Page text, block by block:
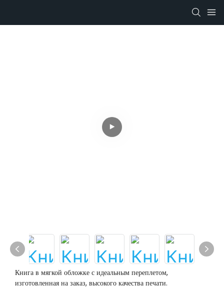
Книга в мягкой обложке с идеальным переплетом,
изготовленная на заказ, высокого качества печати.